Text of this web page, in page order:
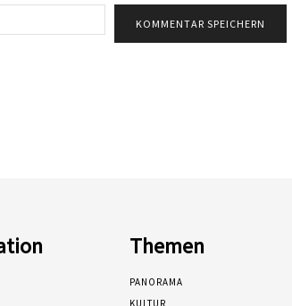
Mail:*
Themen
PANORAMA
KULTUR